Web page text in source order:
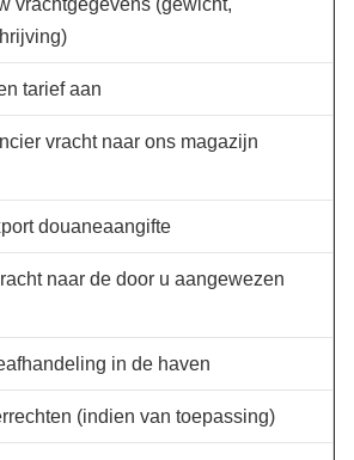
vrachtgegevens (gewicht,
tarief aan
vracht naar ons magazijn
douaneaangifte
naar de door u aangewezen
in de haven
(indien van toepassing)